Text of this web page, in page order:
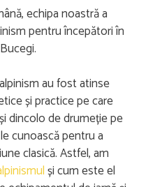
echipa noastră a
pentru începători în
au fost atinse
și practice pe care
dincolo de drumeție pe
cunoască pentru a
clasică. Astfel, am
și cum este el